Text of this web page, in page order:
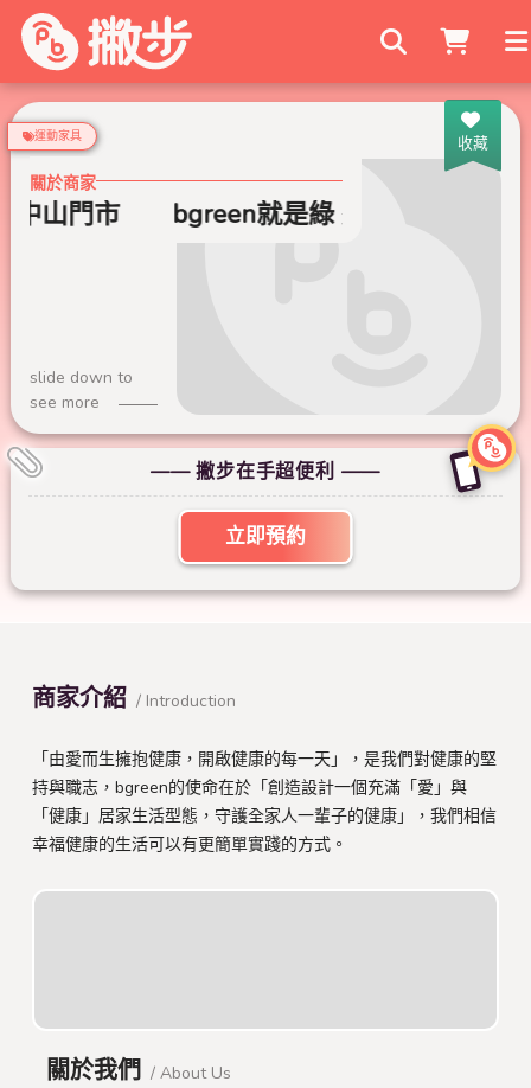
搜尋商家
收藏
運動家具
關於商家
山門市 bgreen就是綠 運動家具 新光
slide down to
see more
—— 撇步在手超便利 ——
立即預約
商家介紹 / Introduction
「由愛而生擁抱健康，開啟健康的每一天」，是我們對健康的堅
持與職志，bgreen的使命在於「創造設計一個充滿「愛」與
「健康」居家生活型態，守護全家人一輩子的健康」，我們相信
幸福健康的生活可以有更簡單實踐的方式。
關於我們 / About Us